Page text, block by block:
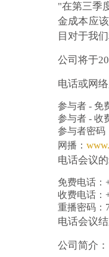
"在第三季
金成本应
目对于我
公司将于
电话或网
参与者 - 免
参与者 - 收
参与者密码
网播：
电话会议
免费电话：
收费电话：
重播密码：
电话会议
公司简介：